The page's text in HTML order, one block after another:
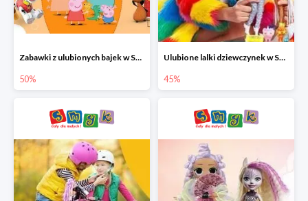
Zabawki z ulubionych bajek w Smyku do -50%
50%
Ulubione lalki dziewczynek w Smyku do -45%
45%